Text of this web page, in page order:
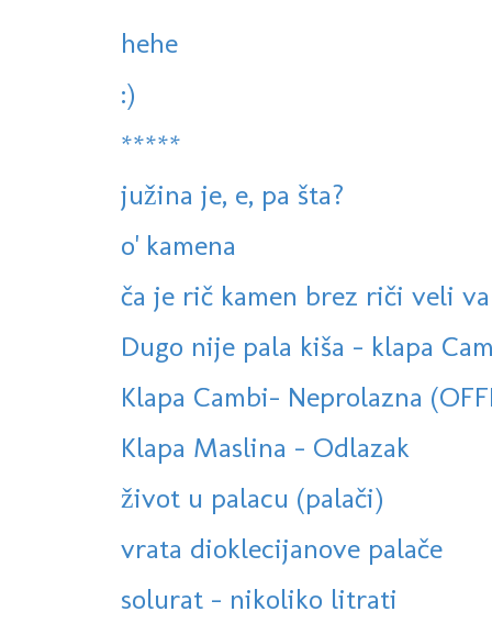
hehe
:)
*****
južina je, e, pa šta?
o' kamena
ča je rič kamen brez riči veli
Dugo nije pala kiša - klapa
Klapa Cambi- Neprolazna
Klapa Maslina - Odlazak
život u palacu (palači)
vrata dioklecijanove palače
solurat - nikoliko litrati